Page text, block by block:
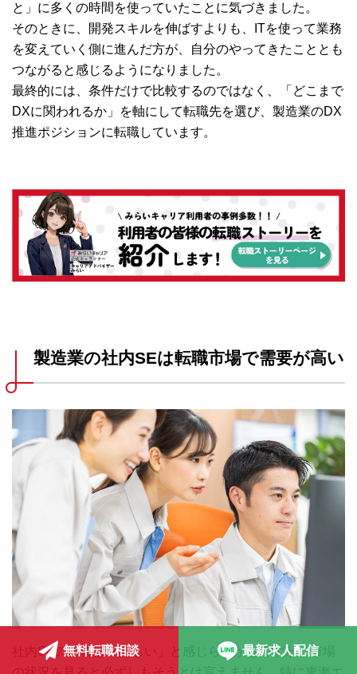
と」に多くの時間を使っていたことに気づきました。
そのときに、開発スキルを伸ばすよりも、ITを使って業務
を変えていく側に進んだ方が、自分のやってきたこととも
つながると感じるようになりました。
最終的には、条件だけで比較するのではなく、「どこまで
DXに関われるか」を軸にして転職先を選び、製造業のDX
推進ポジションに転職しています。
製造業の社内SEは転職市場で需要が高い
社内SEの転職は「難しい」と感じられがちですが、市場
無料転職相談 最新求人配信